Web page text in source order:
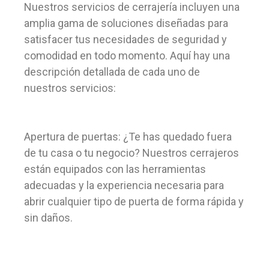
Nuestros servicios de cerrajería incluyen una
amplia gama de soluciones diseñadas para
satisfacer tus necesidades de seguridad y
comodidad en todo momento. Aquí hay una
descripción detallada de cada uno de
nuestros servicios:
Apertura de puertas: ¿Te has quedado fuera
de tu casa o tu negocio? Nuestros cerrajeros
están equipados con las herramientas
adecuadas y la experiencia necesaria para
abrir cualquier tipo de puerta de forma rápida y
sin daños.